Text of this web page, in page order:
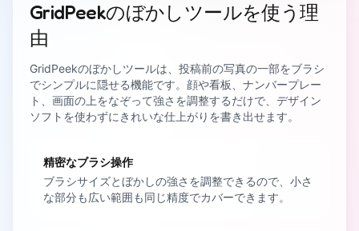
GridPeekのぼかしツールを使う理
由
GridPeekのぼかしツールは、投稿前の写真の一部をブラシ
でシンプルに隠せる機能です。顔や看板、ナンバープレー
ト、画面の上をなぞって強さを調整するだけで、デザイン
ソフトを使わずにきれいな仕上がりを書き出せます。
精密なブラシ操作
ブラシサイズとぼかしの強さを調整できるので、小さ
な部分も広い範囲も同じ精度でカバーできます。